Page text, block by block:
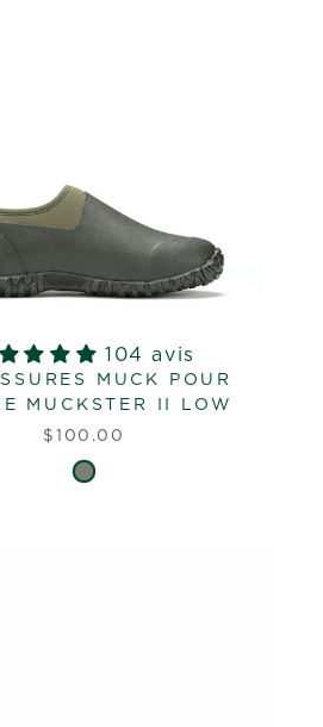
104 avis
MUCK POUR
MUCKSTER II LOW
$100.00